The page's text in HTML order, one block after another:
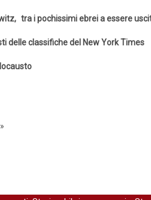
tra i pochissimi ebrei a essere
delle classifiche del New York Times